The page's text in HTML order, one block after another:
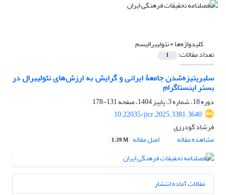
کلیدواژه‌ها =نئولیبرالیسم
تعداد مقالات: 1
سلبریتیزه‌‌شدن جامعۀ ایرانی و گرایش به ارزش‌های نئولیبرال در
بستر اینستاگرام
دوره 18، شماره 3، پاییز 1404، صفحه
131-178
10.22035/jicr.2025.3381.3640
فرشاد گودرزی
مشاهده مقاله
اصل مقاله 1.39 M
مقالات آماده انتشار